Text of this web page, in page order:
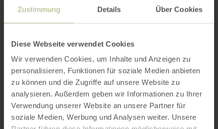
Zustimmung Details Über Cookies
Diese Webseite verwendet Cookies
Wir verwenden Cookies, um Inhalte und Anzeigen zu
personalisieren, Funktionen für soziale Medien anbieten
zu können und die Zugriffe auf unsere Website zu
analysieren. Außerdem geben wir Informationen zu Ihrer
Verwendung unserer Website an unsere Partner für
soziale Medien, Werbung und Analysen weiter. Unsere